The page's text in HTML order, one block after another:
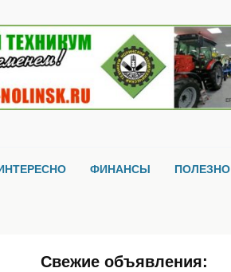
ФИНАНСЫ ПОЛЕЗНО
Свежие объявления: